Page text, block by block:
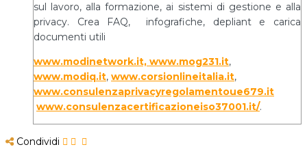
sul lavoro, alla formazione, ai sistemi di gestione e alla
privacy. Crea FAQ, infografiche, depliant e carica
documenti utili
www.modinetwork.it, www.mog231.it,
www.modiq.it, www.corsionlineitalia.it,
www.consulenzaprivacyregolamentoue679.it
www.consulenzacertificazioneiso37001.it/.
Condividi